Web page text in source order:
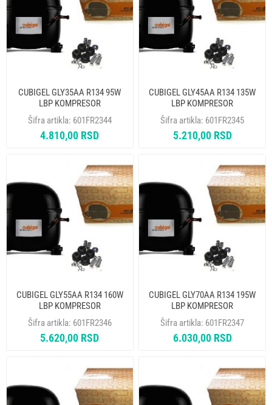
CUBIGEL GLY35AA R134 95W
LBP KOMPRESOR
Šifra artikla: 601FR2344
4.810,00 RSD
CUBIGEL GLY45AA R134 135W
LBP KOMPRESOR
Šifra artikla: 601FR2345
5.210,00 RSD
CUBIGEL GLY55AA R134 160W
LBP KOMPRESOR
Šifra artikla: 601FR2346
5.620,00 RSD
CUBIGEL GLY70AA R134 195W
LBP KOMPRESOR
Šifra artikla: 601FR2347
6.030,00 RSD